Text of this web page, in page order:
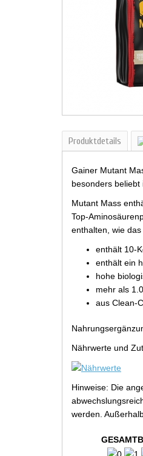
Produktdetails
Gainer Mutant
besonders beliebt
Mutant Mass
Top-
enthalten, wie
enthält 10-
enthält ein
hohe
mehr als
aus Clean-
Nährwerte und
Hinweise: Die
werden.